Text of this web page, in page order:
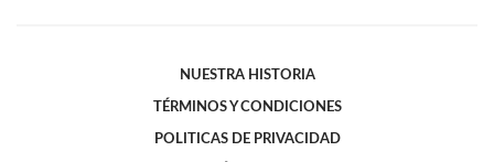
NUESTRA HISTORIA
TÉRMINOS Y CONDICIONES
POLITICAS DE PRIVACIDAD